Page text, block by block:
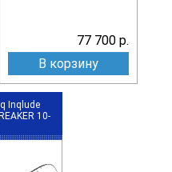
77 700 р.
В корзину
Inqlude
10-